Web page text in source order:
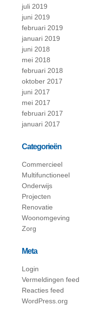
juli 2019
juni 2019
februari 2019
januari 2019
juni 2018
mei 2018
februari 2018
oktober 2017
juni 2017
mei 2017
februari 2017
januari 2017
Categorieën
Commercieel
Multifunctioneel
Onderwijs
Projecten
Renovatie
Woonomgeving
Zorg
Meta
Login
Vermeldingen feed
Reacties feed
WordPress.org